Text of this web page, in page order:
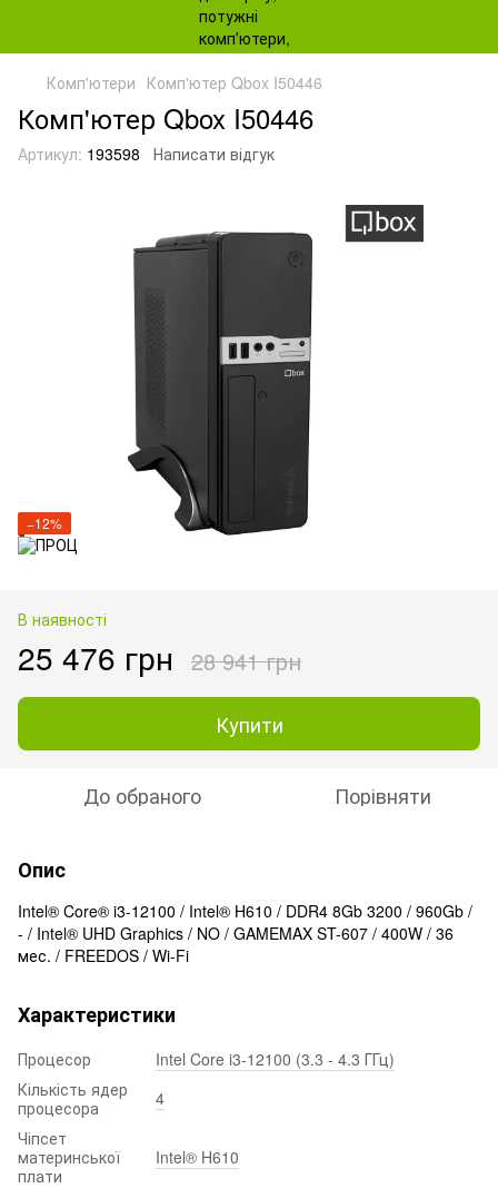
Комп'ютери Комп'ютер Qbox I50446
Комп'ютер Qbox I50446
Артикул: 193598 Написати відгук
−12%
В наявності
25 476 грн 28 941 грн
Купити
До обраного Порівняти
Опис
Intel® Core® i3-12100 / Intel® H610 / DDR4 8Gb 3200 / 960Gb /
- / Intel® UHD Graphics / NO / GAMEMAX ST-607 / 400W / 36
мес. / FREEDOS / Wi-Fi
Характеристики
Процесор
Intel Core i3-12100 (3.3 - 4.3 ГГц)
Кількість ядер
процесора
4
Чіпсет
материнської
плати
Intel® H610